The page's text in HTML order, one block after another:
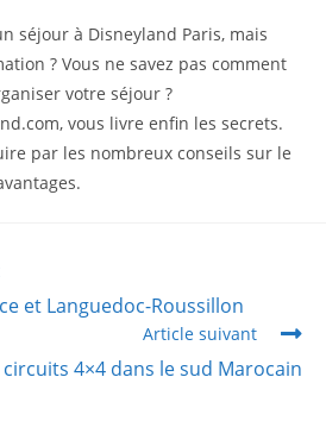
séjour à Disneyland Paris, mais
? Vous ne savez pas comment
votre séjour ?
vous livre enfin les secrets.
par les nombreux conseils sur le
et Languedoc-Roussillon
Article suivant
4×4 dans le sud Marocain